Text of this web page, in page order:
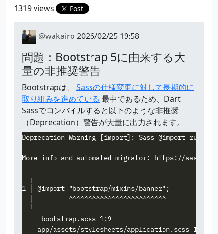
1319 views Post
@wakairo 2026/02/25 19:58
問題：Bootstrap 5に由来する大
量の非推奨警告
Bootstrapは、 Sassの仕様変更に対して長期的に
取り組みを進めている 最中であるため、Dart
Sassでコンパイルすると以下のような非推奨
（Deprecation）警告が大量に出力されます。
Deprecation Warning [import]: Sass @import
More info and automated migrator: https://sass-
  ╷
1 │ @import "bootstrap/mixins/banner";
  │         ^^^^^^^^^^^^^^^^^^^^^^^^^
  ╵
_bootstrap.scss 1:9